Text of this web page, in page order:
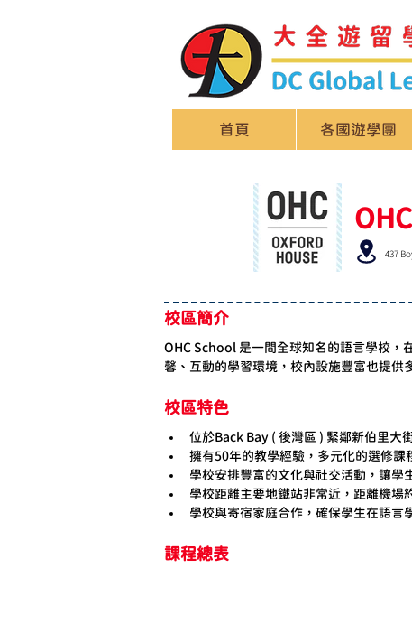
首頁 各國遊學團
437
校區簡介
OHC School 是一間全球知名的語言學校，
馨、互動的學習環境，校內設施豐富也提供
校區特色
位於Back Bay ( 後灣區 ) 緊鄰新伯里大
擁有50年的教學經驗，多元化的選修課
學校安排豐富的文化與社交活動，讓學
學校距離主要地鐵站非常近，距離機場
學校與寄宿家庭合作，確保學生在語言
課程總表